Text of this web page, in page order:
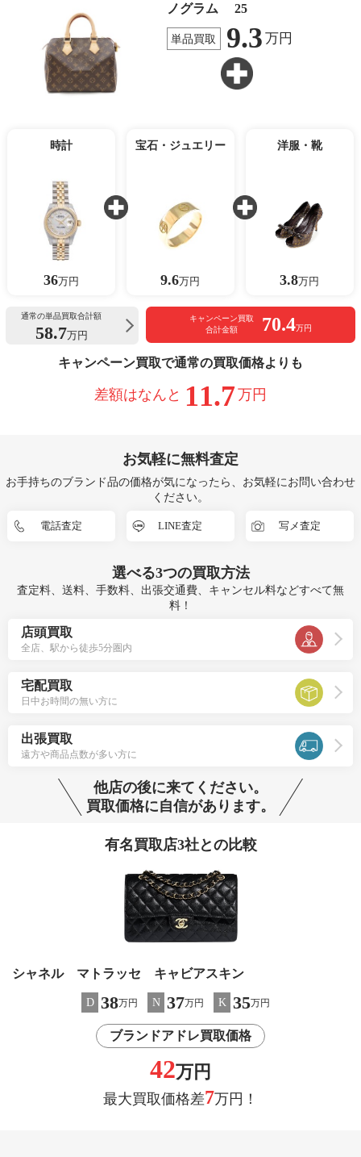
ノグラム 25
単品買取 9.3 万円
時計
36万円
宝石・ジュエリー
9.6万円
洋服・靴
3.8万円
通常の単品買取合計額
58.7万円
キャンペーン買取
合計金額
70.4万円
キャンペーン買取で通常の買取価格よりも
差額はなんと 11.7万円
お気軽に無料査定
お手持ちのブランド品の価格が気になったら、お気軽にお問い合わせ
ください。
電話査定 LINE査定 写メ査定
選べる3つの買取方法
査定料、送料、手数料、出張交通費、キャンセル料などすべて無
料！
店頭買取
全店、駅から徒歩5分圏内
宅配買取
日中お時間の無い方に
出張買取
遠方や商品点数が多い方に
他店の後に来てください。
買取価格に自信があります。
有名買取店3社との比較
シャネル マトラッセ キャビアスキン
D 38万円 N 37万円 K 35万円
ブランドアドレ買取価格
42万円
最大買取価格差7万円！